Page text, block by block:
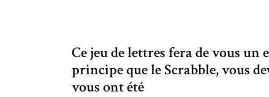
Ce jeu de lettres fera de vous
principe que le Scrabble, vous
vous ont été